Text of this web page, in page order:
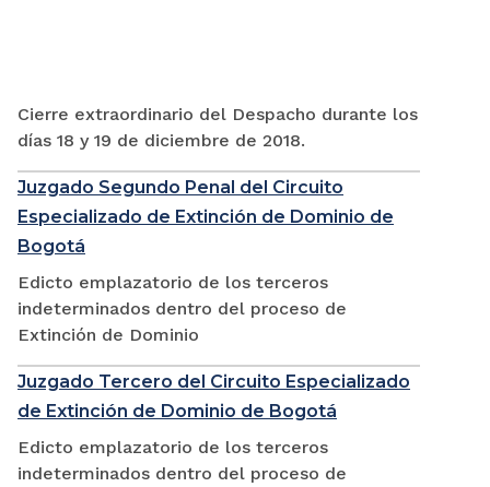
Cierre extraordinario del Despacho durante los
días 18 y 19 de diciembre de 2018.
Juzgado Segundo Penal del Circuito
Especializado de Extinción de Dominio de
Bogotá
Edicto emplazatorio de los terceros
indeterminados dentro del proceso de
Extinción de Dominio
Juzgado Tercero del Circuito Especializado
de Extinción de Dominio de Bogotá
Edicto emplazatorio de los terceros
indeterminados dentro del proceso de